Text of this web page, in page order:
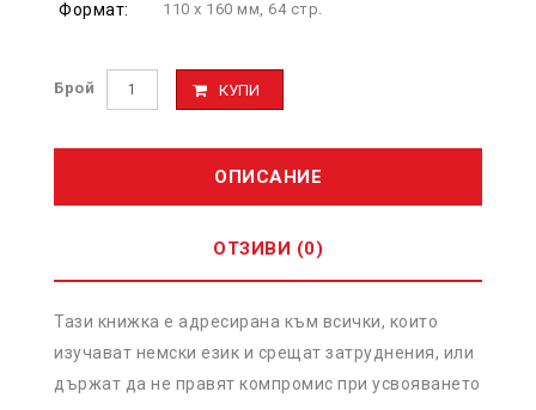
Формат: 110 x 160 мм, 64 стр.
Брой КУПИ
ОПИСАНИЕ
ОТЗИВИ (0)
Тази книжка е адресирана към всички, които
изучават немски език и срещат затруднения, или
държат да не правят компромис при усвояването